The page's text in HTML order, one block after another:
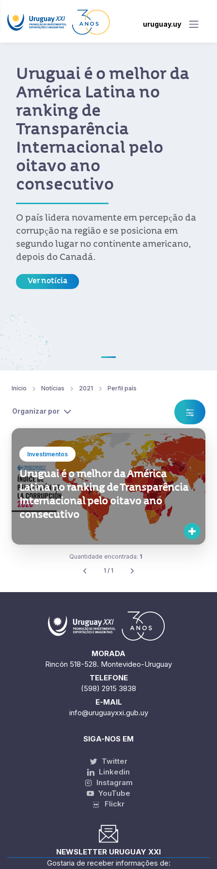
uruguay.uy
Uruguai é o melhor da
América Latina no
ranking de
Transparência
Internacional pelo
oitavo ano
consecutivo
O país lidera novamente em percepção da
corrupção na região e se posiciona em
segundo lugar no continente americano,
depois do Canadá.
Ver notícia
Início Notícias 2021 Perfil país
Organizar por
Investimentos
Uruguai é o melhor da América
Latina no ranking de Transparência
Internacional pelo oitavo ano
consecutivo
Quantidade encontrada: 1
1 / 1
MORADA
Rincón 518-528. Montevideo-Uruguay
TELEFONE
(598) 2915 3838
E-MAIL
info@uruguayxxi.gub.uy
SIGA-NOS EM
Twitter
Linkedin
Instagram
YouTube
Flickr
NEWSLETTER URUGUAY XXI
Gostaria de receber informações de: